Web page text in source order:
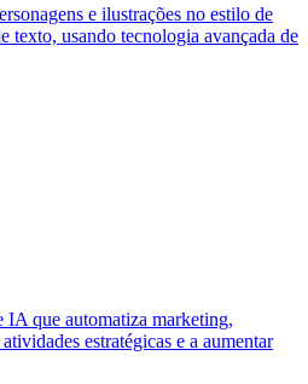
e ilustrações no estilo de
texto, usando tecnologia avançada de
IA que automatiza marketing,
estratégicas e a aumentar